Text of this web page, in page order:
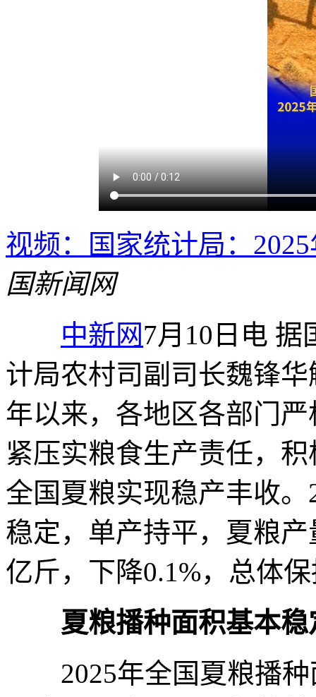
视频：国家统计局：
国新闻网
中新网7月10日电 据
计局农村司副司长魏锋
年以来，各地区各部门
紧压实粮食生产责任，
全国夏粮实现稳产丰收
稳定，单产持平，夏粮
亿斤，下降0.1%，总体
夏粮播种面积基本稳
2025年全国夏粮播种